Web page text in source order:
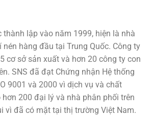
thành lập vào năm 1999, hiện là nhà
hàng đầu tại Trung Quốc. Công ty
cơ sở sản xuất và hơn 20 công ty con
SNS đã đạt Chứng nhận Hệ thống
9001 và 2000 vì dịch vụ và chất
200 đại lý và nhà phân phối trên
vì đã có mặt tại thị trường Việt Nam.